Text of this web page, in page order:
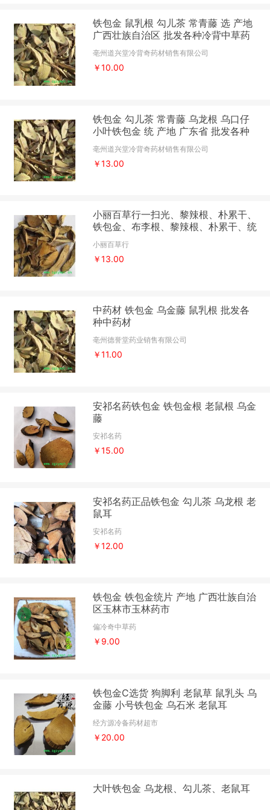
铁包金 鼠乳根 勾儿茶 常青藤 选 产地
广西壮族自治区 批发各种冷背中草药
个子
亳州道兴堂冷背奇药材销售有限公司
￥10.00
铁包金 勾儿茶 常青藤 乌龙根 乌口仔
小叶铁包金 统 产地 广东省 批发各种
冷背中草药个子
亳州道兴堂冷背奇药材销售有限公司
￥13.00
小丽百草行一扫光、黎辣根、朴累干、
铁包金、布李根、黎辣根、朴累干、统
货
小丽百草行
￥13.00
中药材 铁包金 乌金藤 鼠乳根 批发各
种中药材
亳州德誉堂药业销售有限公司
￥11.00
安祁名药铁包金 铁包金根 老鼠根 乌金
藤
安祁名药
￥15.00
安祁名药正品铁包金 勾儿茶 乌龙根 老
鼠耳
安祁名药
￥12.00
铁包金 铁包金统片 产地 广西壮族自治
区玉林市玉林药市
偏冷奇中草药
￥9.00
铁包金C选货 狗脚利 老鼠草 鼠乳头 乌
金藤 小号铁包金 乌石米 老鼠耳
经方源冷备药材超市
￥20.00
大叶铁包金 乌龙根、勾儿茶、老鼠耳